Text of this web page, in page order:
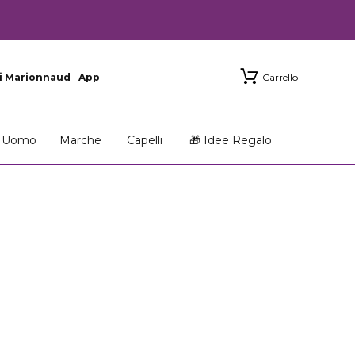
Marionnaud App Carrello
Uomo Marche Capelli 🎁 Idee Regalo